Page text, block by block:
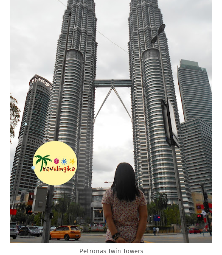
Petronas Twin Towers